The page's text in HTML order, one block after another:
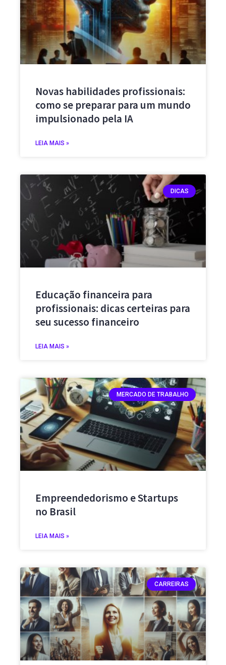
Novas habilidades profissionais:
como se preparar para um mundo
impulsionado pela IA
LEIA MAIS »
DICAS
Educação financeira para
profissionais: dicas certeiras para
seu sucesso financeiro
LEIA MAIS »
MERCADO DE TRABALHO
Empreendedorismo e Startups
no Brasil
LEIA MAIS »
CARREIRAS